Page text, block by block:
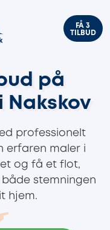
FÅ 3
TILBUD
på
i Nakskov
professionelt
erfaren maler i
og få et flot,
stemningen
hjem.